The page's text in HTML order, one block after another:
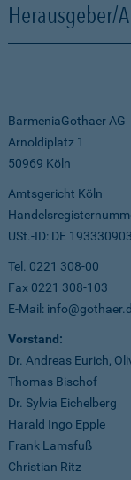
Herausgeber/
BarmeniaGothaer AG
Arnoldiplatz 1
50969 Köln
Amtsgericht Köln
USt.-ID: DE 193330903
Tel. 0221 308-00
Fax 0221 308-103
E-Mail:
Vorstand:
Dr. Andreas Eurich,
Thomas Bischof
Dr. Sylvia Eichelberg
Harald Ingo Epple
Frank Lamsfuß
Christian Ritz